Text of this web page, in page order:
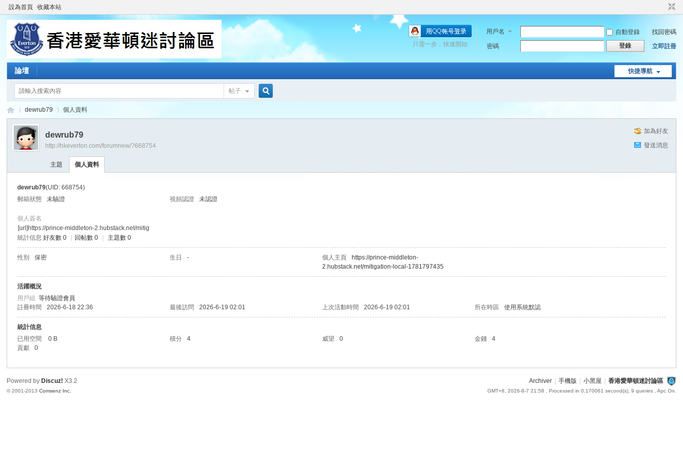
設為首頁 收藏本站
用戶名 自動登錄
找回密碼
密碼
登錄 立即註冊
只需一步，快速開始
快捷導航
論壇
帖子
›
dewrub79 個人資料
加為好友
發送消息
dewrub79
http://hkeverton.com/forumnew/?668754
主題 個人資料
dewrub79(UID: 668754)
郵箱狀態
未驗證 視頻認證 未認證
個人簽名
[url]https://prince-middleton-2.hubstack.net/mitig
統計信息 好友數 0 回帖數 0 主題數 0
性別 保密 生日 - 個人主頁
https://prince-middleton-
2.hubstack.net/mitigation-local-1781797435
活躍概況
用戶組等待驗證會員
註冊時間
2026-6-18 22:36 最後訪問 2026-6-19 02:01 上次活動時間 2026-6-19 02:01 所在時區 使用系統默認
統計信息
已用空間
0 B 積分 4 威望 0 金錢
4
貢獻
0
Archiver 手機版 小黑屋 香港愛華頓迷討論區
GMT+8, 2026-8-7 21:58 , Processed in 0.170061 second(s), 9 queries , Apc On.
Powered by Discuz! X3.2
© 2001-2013Comsenz Inc.